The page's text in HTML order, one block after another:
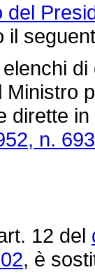
del
il
di
dirette
n. 693
12 del
, è